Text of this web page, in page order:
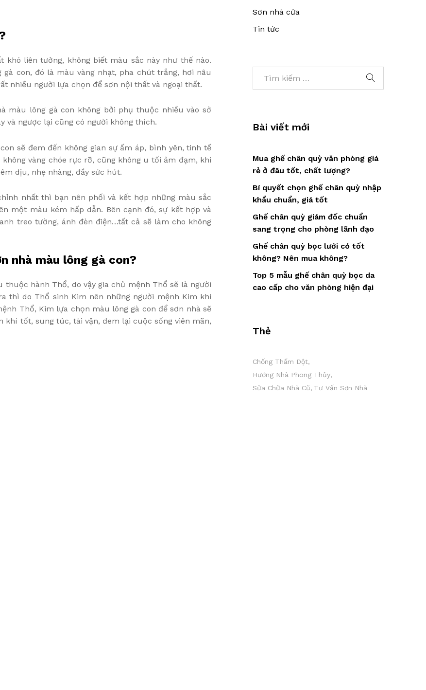
liên tưởng, không biết màu sắc này như thế nào.
con, đó là màu vàng nhạt, pha chút trắng, hơi nâu
nhiều người lựa chọn để sơn nội thất và ngoại thất.
màu lông gà con không bởi phụ thuộc nhiều vào sở
và ngược lại cũng có người không thích.
sẽ đem đến không gian sự ấm áp, bình yên, tinh tế
vàng chóe rực rỡ, cũng không u tối ảm đạm, khi
dịu, nhẹ nhàng, đầy sức hút.
nhất thì bạn nên phối và kết hợp những màu sắc
một màu kém hấp dẫn. Bên cạnh đó, sự kết hợp và
treo tường, ánh đèn điện…tất cả sẽ làm cho không
nhà màu lông gà con?
thuộc hành Thổ, do vậy gia chủ mệnh Thổ sẽ là người
thì do Thổ sinh Kim nên những người mệnh Kim khi
Thổ, Kim lựa chọn màu lông gà con để sơn nhà sẽ
tốt, sung túc, tài vận, đem lại cuộc sống viên mãn,
Sơn nhà cửa
Tin tức
Bài viết mới
Mua ghế chân quỳ văn phòng giá
rẻ ở đâu tốt, chất lượng?
Bí quyết chọn ghế chân quỳ nhập
khẩu chuẩn, giá tốt
Ghế chân quỳ giám đốc chuẩn
sang trọng cho phòng lãnh đạo
Ghế chân quỳ bọc lưới có tốt
không? Nên mua không?
Top 5 mẫu ghế chân quỳ bọc da
cao cấp cho văn phòng hiện đại
Thẻ
Chống Thấm Dột
Hướng Nhà Phong Thủy
Sửa Chữa Nhà Cũ Tư Vấn Sơn Nhà